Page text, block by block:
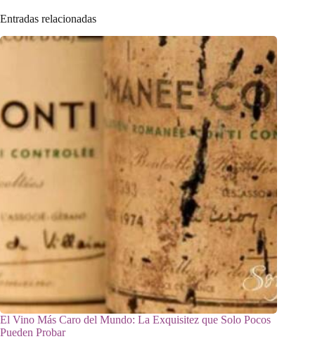
Entradas relacionadas
El Vino Más Caro del Mundo: La Exquisitez que Solo Pocos
Pueden Probar